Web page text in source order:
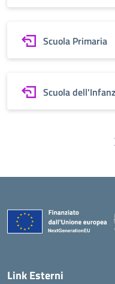
Scuola Primaria
Scuola
Link Esterni